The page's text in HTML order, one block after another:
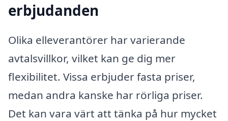
erbjudanden
Olika elleverantörer har varierande
avtalsvillkor, vilket kan ge dig mer
flexibilitet. Vissa erbjuder fasta priser,
medan andra kanske har rörliga priser.
Det kan vara värt att tänka på hur mycket